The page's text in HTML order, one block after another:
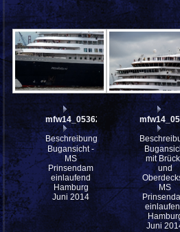
mfw14_053623
Beschreibung:
Bugansicht -
MS
Prinsendam
einlaufend
Hamburg
Juni 2014
mit
und
MS
Juni